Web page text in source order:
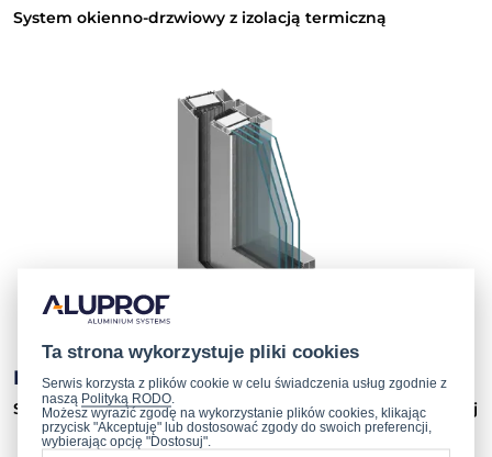
System okienno-drzwiowy z izolacją termiczną
MB-104 PASSIVE
System okienno-drzwiowy o najwyższej izolacji termicznej
Ta strona wykorzystuje pliki cookies
Serwis korzysta z plików cookie w celu świadczenia usług zgodnie z
naszą Polityką RODO
Możesz wyrazić zgodę na wykorzystanie plików cookies, klikając
przycisk "Akceptuję" lub dostosować zgody do swoich preferencji,
wybierając opcję "Dostosuj".